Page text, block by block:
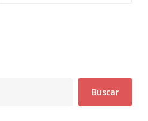
Buscar